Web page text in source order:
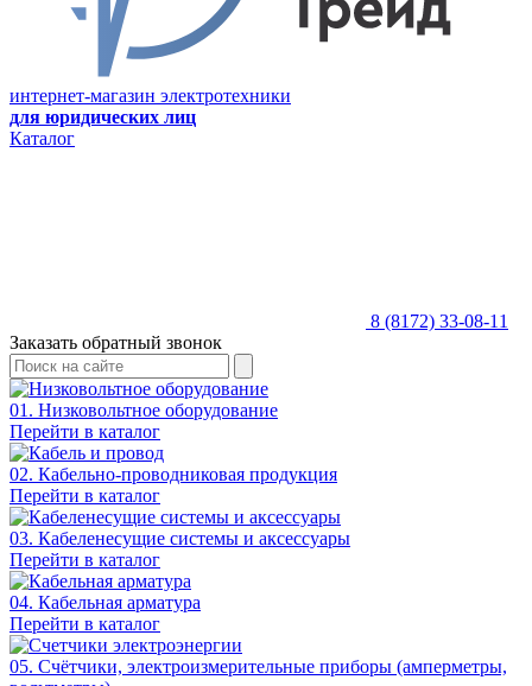
интернет-магазин электротехники
для юридических лиц
Каталог
8 (8172) 33-08-11
Заказать обратный звонок
01. Низковольтное оборудование
Перейти в каталог
02. Кабельно-проводниковая продукция
Перейти в каталог
03. Кабеленесущие системы и аксессуары
Перейти в каталог
04. Кабельная арматура
Перейти в каталог
05. Счётчики, электроизмерительные приборы (амперметры,